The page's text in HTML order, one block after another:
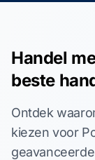
Handel
beste
Ontdek
kiezen voor